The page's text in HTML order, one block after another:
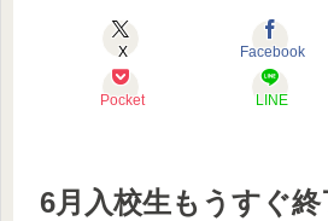
X Facebook
Pocket LINE
6月入校生もうすぐ